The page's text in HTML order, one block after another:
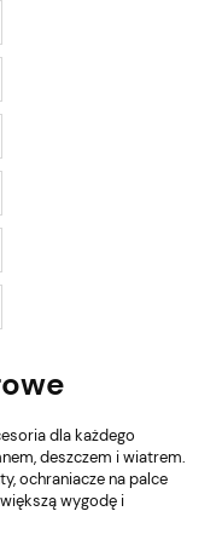
dla każdego
deszczem i wiatrem.
ochraniacze na palce
wygodę i